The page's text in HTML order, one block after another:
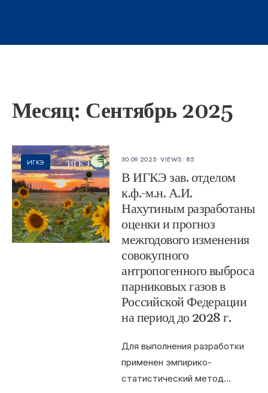
Месяц: Сентябрь 2025
ИГКЭ 30.09.2025•VIEWS: 85
В ИГКЭ зав. отделом
к.ф.-м.н. А.И.
Нахутиным разработаны
оценки и прогноз
межгодового изменения
совокупного
антропогенного выброса
парниковых газов в
Российской Федерации
на период до 2028 г.
Для выполнения разработки
применен эмпирико-
статистический метод...